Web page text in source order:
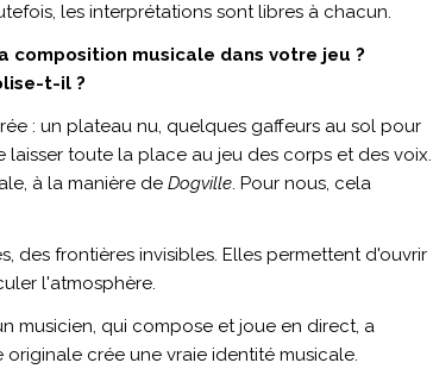
les interprétations sont libres à chacun.
musicale dans votre jeu ?
t-il ?
: un plateau nu, quelques gaffeurs au sol pour
toute la place au jeu des corps et des voix.
à la manière de Dogville. Pour nous, cela
des frontières invisibles. Elles permettent d'ouvrir
l'atmosphère.
musicien, qui compose et joue en direct, a
crée une vraie identité musicale.